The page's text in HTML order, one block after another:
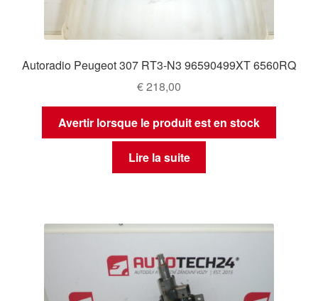
Autoradio Peugeot 307 RT3-N3 96590499XT 6560RQ
€218,00
Avertir lorsque le produit est en stock
Lire la suite